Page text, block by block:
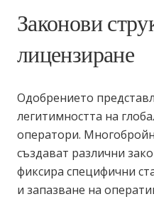
Законови
лицензиране
Одобрението
легитимността на
оператори.
създават различни
фиксира специфични
и запазване на